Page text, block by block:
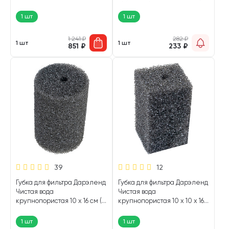
1 шт
1 шт
1 241₽
851 ₽
1 шт
1 шт
282₽
233 ₽
39
Губка для фильтра Дарэленд
Чистая вода
крупнопористая 10 х 16 см (1
1 шт
12
Губка для фильтра Дарэленд
Чистая вода
крупнопористая 10 х 10 х 16
1 шт